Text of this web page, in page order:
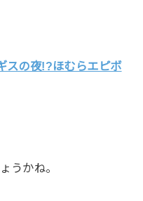
スの夜!?ほむらエピボ
うかね。